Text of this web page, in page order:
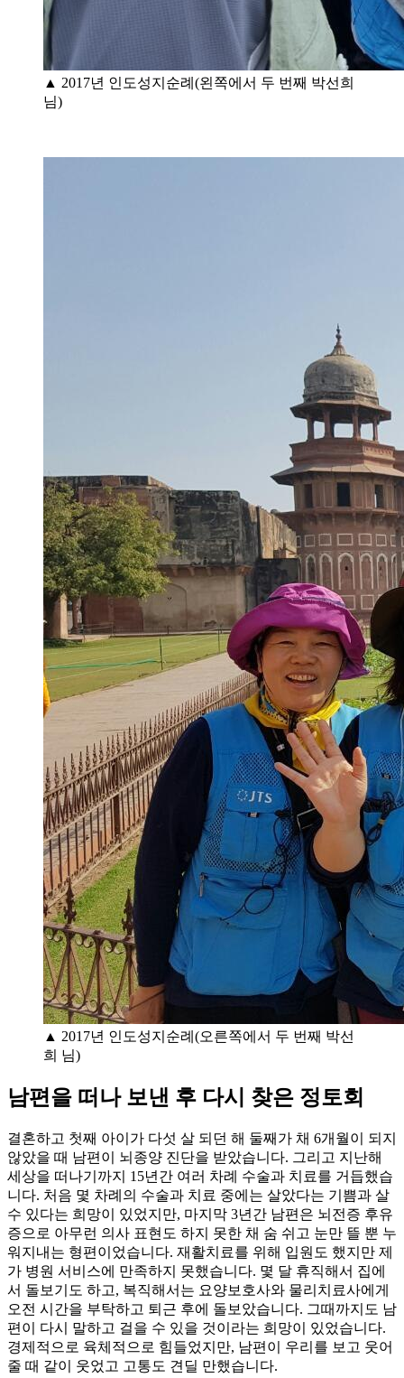
▲ 2017년 인도성지순례(왼쪽에서 두 번째 박선희
님)
▲ 2017년 인도성지순례(오른쪽에서 두 번째 박선
희 님)
남편을 떠나 보낸 후 다시 찾은 정토회
결혼하고 첫째 아이가 다섯 살 되던 해 둘째가 채 6개월이 되지
않았을 때 남편이 뇌종양 진단을 받았습니다. 그리고 지난해
세상을 떠나기까지 15년간 여러 차례 수술과 치료를 거듭했습
니다. 처음 몇 차례의 수술과 치료 중에는 살았다는 기쁨과 살
수 있다는 희망이 있었지만, 마지막 3년간 남편은 뇌전증 후유
증으로 아무런 의사 표현도 하지 못한 채 숨 쉬고 눈만 뜰 뿐 누
워지내는 형편이었습니다. 재활치료를 위해 입원도 했지만 제
가 병원 서비스에 만족하지 못했습니다. 몇 달 휴직해서 집에
서 돌보기도 하고, 복직해서는 요양보호사와 물리치료사에게
오전 시간을 부탁하고 퇴근 후에 돌보았습니다. 그때까지도 남
편이 다시 말하고 걸을 수 있을 것이라는 희망이 있었습니다.
경제적으로 육체적으로 힘들었지만, 남편이 우리를 보고 웃어
줄 때 같이 웃었고 고통도 견딜 만했습니다.